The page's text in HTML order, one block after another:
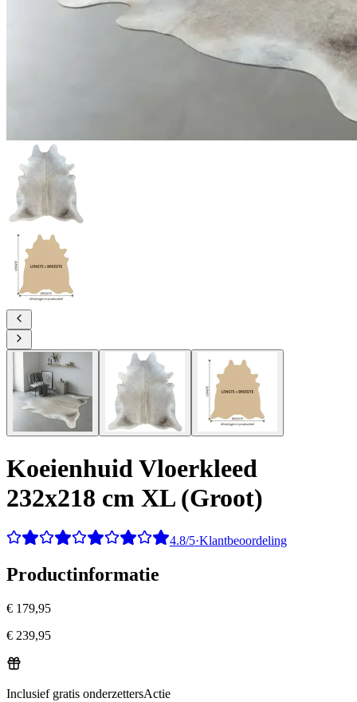
Koeienhuid Vloerkleed
232x218 cm XL (Groot)
4.8/5·Klantbeoordeling
Productinformatie
€ 179,95
€ 239,95
Inclusief gratis onderzettersActie